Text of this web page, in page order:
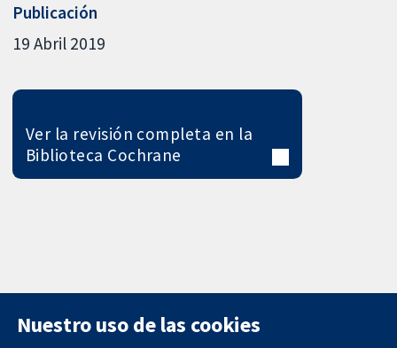
Publicación
19 Abril 2019
Ver la revisión completa en la
Biblioteca Cochrane
Nuestro uso de las cookies